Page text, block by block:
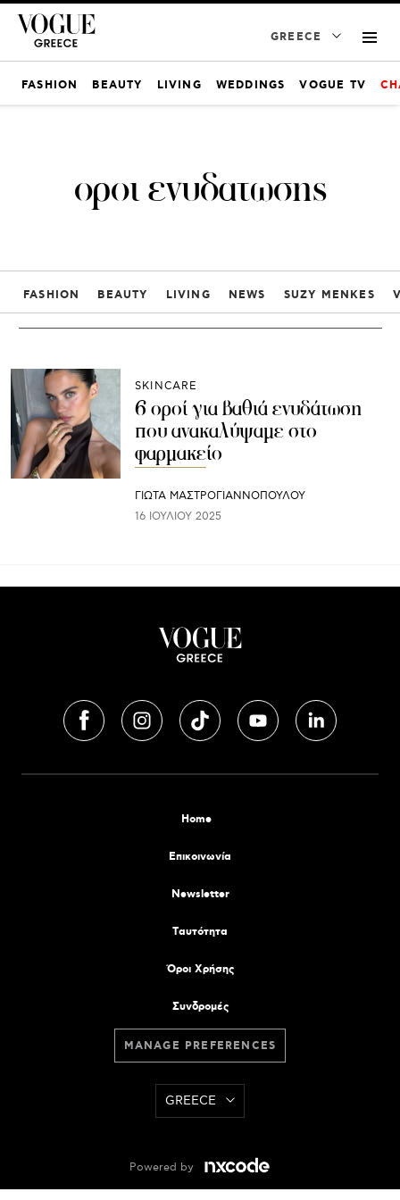
GREECE
FASHION BEAUTY LIVING WEDDINGS VOGUE TV
οροι ενυδατωσης
FASHION BEAUTY LIVING NEWS SUZY MENKES
SKINCARE
6 οροί για βαθιά ενυδάτωση
που ανακαλύψαμε στο
φαρμακείο
ΓΙΩΤΑ ΜΑΣΤΡΟΓΙΑΝΝΟΠΟΥΛΟΥ
16 ΙΟΥΛΊΟΥ 2025
Home
Επικοινωνία
Newsletter
Tαυτότητα
Όροι Χρήσης
Συνδρομές
MANAGE PREFERENCES
GREECE
Powered by